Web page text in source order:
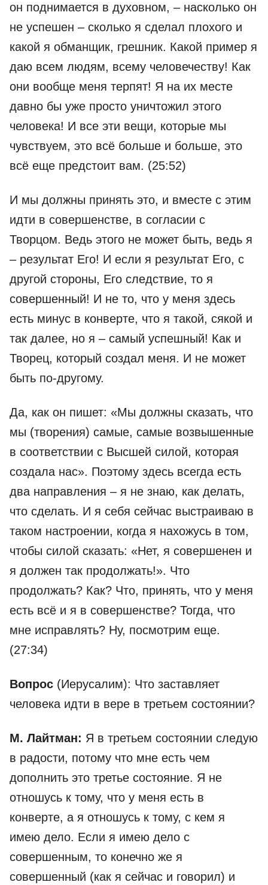
он поднимается в духовном, – насколько он
не успешен – сколько я сделал плохого и
какой я обманщик, грешник. Какой пример я
даю всем людям, всему человечеству! Как
они вообще меня терпят! Я на их месте
давно бы уже просто уничтожил этого
человека! И все эти вещи, которые мы
чувствуем, это всё больше и больше, это
всё еще предстоит вам. (25:52)
И мы должны принять это, и вместе с этим
идти в совершенстве, в согласии с
Творцом. Ведь этого не может быть, ведь я
– результат Его! И если я результат Его, с
другой стороны, Его следствие, то я
совершенный! И не то, что у меня здесь
есть минус в конверте, что я такой, сякой и
так далее, но я – самый успешный! Как и
Творец, который создал меня. И не может
быть по-другому.
Да, как он пишет: «Мы должны сказать, что
мы (творения) самые, самые возвышенные
в соответствии с Высшей силой, которая
создала нас». Поэтому здесь всегда есть
два направления – я не знаю, как делать,
что сделать. И я себя сейчас выстраиваю в
таком настроении, когда я нахожусь в том,
чтобы силой сказать: «Нет, я совершенен и
я должен так продолжать!». Что
продолжать? Как? Что, принять, что у меня
есть всё и я в совершенстве? Тогда, что
мне исправлять? Ну, посмотрим еще.
(27:34)
Вопрос (Иерусалим): Что заставляет
человека идти в вере в третьем состоянии?
М. Лайтман: Я в третьем состоянии следую
в радости, потому что мне есть чем
дополнить это третье состояние. Я не
отношусь к тому, что у меня есть в
конверте, а я отношусь к тому, с кем я
имею дело. Если я имею дело с
совершенным, то конечно же я
совершенный (как я сейчас и говорил) и